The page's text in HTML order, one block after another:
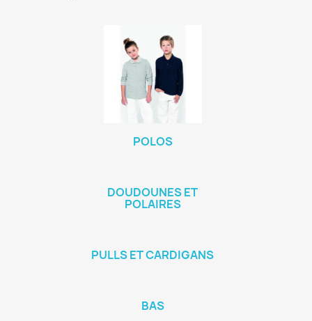
POLOS
DOUDOUNES ET
POLAIRES
PULLS ET CARDIGANS
BAS